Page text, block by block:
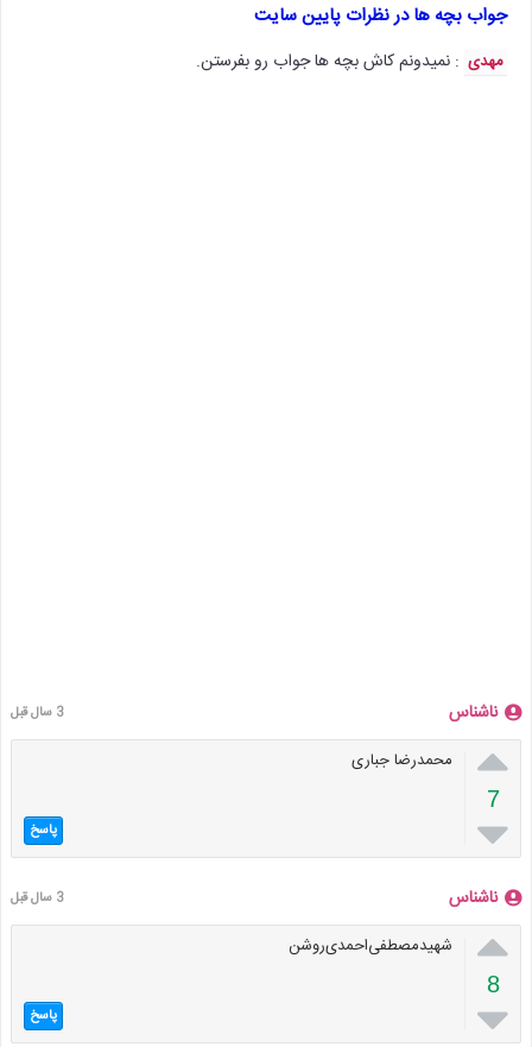
جواب بچه ها در نظرات پایین سایت
مهدی : نمیدونم کاش بچه ها جواب رو بفرستن.
ناشناس 3 سال قبل

7

محمدرضا جباری
پاسخ
ناشناس 3 سال قبل

8

شهید‌مصطفی‌احمدی‌روشن
پاسخ